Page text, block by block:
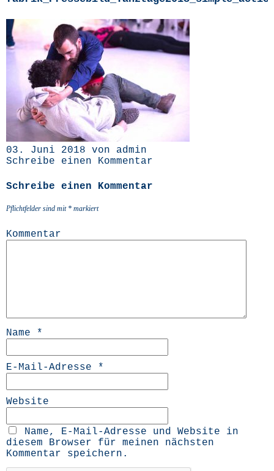
03. Juni 2018 von admin
Schreibe einen Kommentar
Schreibe einen Kommentar
Pflichtfelder sind mit * markiert
Kommentar
Name *
E-Mail-Adresse *
Website
Name, E-Mail-Adresse und Website in
diesem Browser für meinen nächsten
Kommentar speichern.